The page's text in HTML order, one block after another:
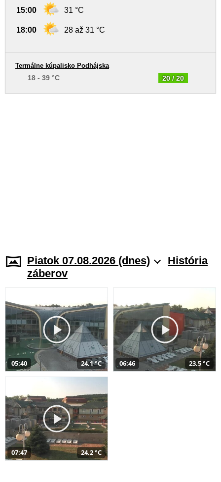
15:00 31 °C
18:00 28 až 31 °C
20 / 20
Termálne kúpalisko Podhájska
18 - 39 °C
Piatok 07.08.2026 (dnes)
História
záberov
05:40 24,1 °C 06:46 23,5 °C
07:47 24,2 °C